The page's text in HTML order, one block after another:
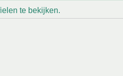
te bekijken.